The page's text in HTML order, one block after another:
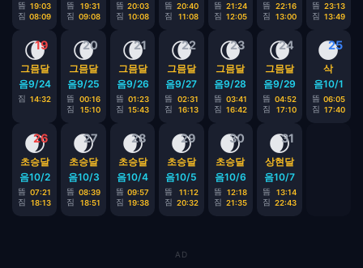
뜸 19:03
짐 08:09
뜸
19:31
짐 09:08
뜸 20:03
짐 10:08
뜸 20:40
짐
11:08
뜸 21:24
짐 12:05
뜸
22:16
짐
13:00
뜸 23:13
짐 13:49
19
🌘
그믐달
음9/24
짐 14:32
20
🌘
그믐달
음9/25
뜸
00:16
짐
15:10
21
🌘
그믐달
음9/26
뜸 01:23
짐 15:43
22
🌘
그믐달
음9/27
뜸
02:31
짐
16:13
23
🌘
그믐달
음9/28
뜸 03:41
짐 16:42
24
🌘
그믐달
음9/29
뜸 04:52
짐
17:10
25
🌑
삭
음10/1
뜸 06:05
짐 17:40
26
🌒
초승달
음10/2
뜸 07:21
짐
18:13
27
🌒
초승달
음10/3
뜸 08:39
짐
18:51
28
🌒
초승달
음10/4
뜸 09:57
짐 19:38
29
🌒
초승달
음10/5
뜸
11:12
짐 20:32
30
🌒
초승달
음10/6
뜸
12:18
짐 21:35
31
🌒
상현달
음10/7
뜸
13:14
짐 22:43
AD